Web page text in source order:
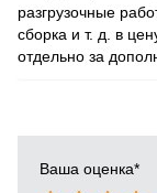
разгрузочные
сборка и т. д. в
отдельно за
Ваша оценка*